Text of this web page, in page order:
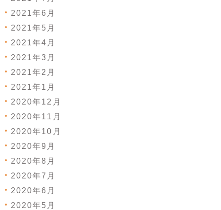
2021年6月
2021年5月
2021年4月
2021年3月
2021年2月
2021年1月
2020年12月
2020年11月
2020年10月
2020年9月
2020年8月
2020年7月
2020年6月
2020年5月